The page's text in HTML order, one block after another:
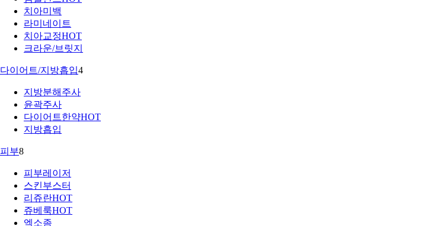
치아미백
라미네이트
치아교정HOT
크라운/브릿지
다이어트/지방흡입4
지방분해주사
윤곽주사
다이어트한약HOT
지방흡입
피부8
피부레이저
스킨부스터
리쥬란HOT
쥬베룩HOT
엑소좀